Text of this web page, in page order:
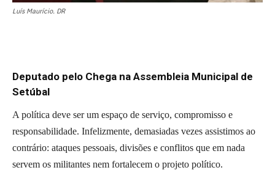
Luís Maurício. DR
Deputado pelo Chega na Assembleia Municipal de
Setúbal
A política deve ser um espaço de serviço, compromisso e
responsabilidade. Infelizmente, demasiadas vezes assistimos ao
contrário: ataques pessoais, divisões e conflitos que em nada
servem os militantes nem fortalecem o projeto político.